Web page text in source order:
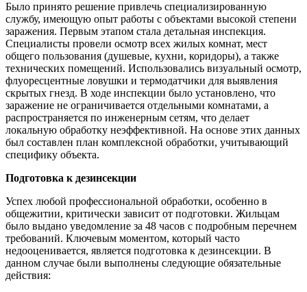
Было принято решение привлечь специализированную
службу, имеющую опыт работы с объектами высокой степени
заражения. Первым этапом стала детальная инспекция.
Специалисты провели осмотр всех жилых комнат, мест
общего пользования (душевые, кухни, коридоры), а также
технических помещений. Использовались визуальный осмотр,
флуоресцентные ловушки и термодатчики для выявления
скрытых гнезд. В ходе инспекции было установлено, что
заражение не ограничивается отдельными комнатами, а
распространяется по инженерным сетям, что делает
локальную обработку неэффективной. На основе этих данных
был составлен план комплексной обработки, учитывающий
специфику объекта.
Подготовка к дезинсекции
Успех любой профессиональной обработки, особенно в
общежитии, критически зависит от подготовки. Жильцам
было выдано уведомление за 48 часов с подробным перечнем
требований. Ключевым моментом, который часто
недооценивается, является подготовка к дезинсекции. В
данном случае были выполнены следующие обязательные
действия: